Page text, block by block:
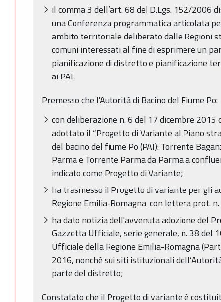
il comma 3 dell’art. 68 del D.Lgs. 152/2006
una Conferenza programmatica articolata
ambito territoriale deliberato dalle Regioni
comuni interessati al fine di esprimere un
pianificazione di distretto e pianificazione
ai PAI;
Premesso che l'Autorità di Bacino del Fiume Po:
con deliberazione n. 6 del 17 dicembre
adottato il “Progetto di Variante al Piano
del bacino del fiume Po (PAI): Torrente
Parma e Torrente Parma da Parma a
indicato come Progetto di Variante;
ha trasmesso il Progetto di variante per gli
Regione Emilia-Romagna, con lettera prot.
ha dato notizia dell'avvenuta adozione del
Gazzetta Ufficiale, serie generale, n. 38 del
Ufficiale della Regione Emilia-Romagna
2016, nonché sui siti istituzionali
parte del distretto;
Constatato che il Progetto di variante è